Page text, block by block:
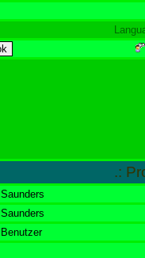
.:
Saunders
Saunders
Benutzer